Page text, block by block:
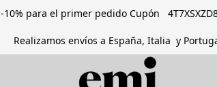
-10% para el primer pedido Cupón
Realizamos envíos a España, Italia y